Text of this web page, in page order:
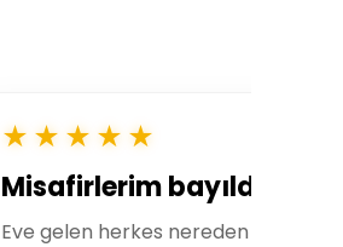
★★★★★
Misafirlerim bayıldı 🤍
Eve gelen herkes nereden